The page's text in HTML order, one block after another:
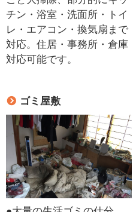
チン・浴室・洗面所・トイ
レ・エアコン・換気扇まで
対応。住居・事務所・倉庫
対応可能です。
ゴミ屋敷